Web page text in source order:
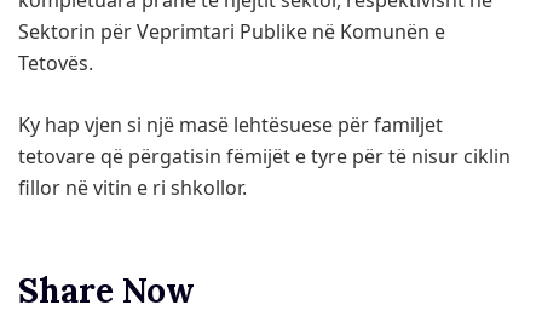
Sektorin për Veprimtari Publike në Komunën e
Tetovës.
Ky hap vjen si një masë lehtësuese për familjet
tetovare që përgatisin fëmijët e tyre për të nisur ciklin
fillor në vitin e ri shkollor.
Share Now